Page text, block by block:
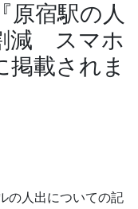
原宿駅の人
減 スマホ
掲載されま
の人出についての記